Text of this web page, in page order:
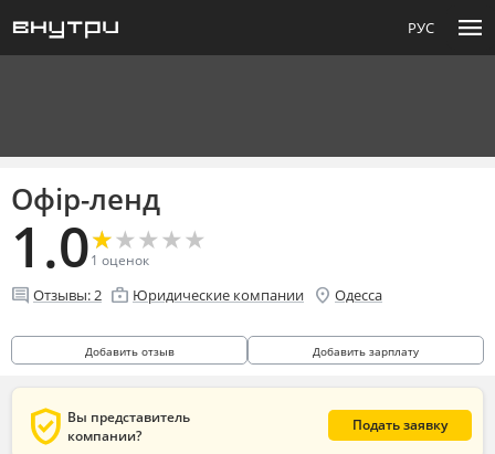
РУС menu
Офір-ленд
1.0★
★★
★★
★★
★★
★
1 оценок
comment Отзывы:2 enterprise Юридические компании location_on Одесса
Добавить отзыв Добавить зарплату
verified_user Вы представитель
компании?
Подать заявку